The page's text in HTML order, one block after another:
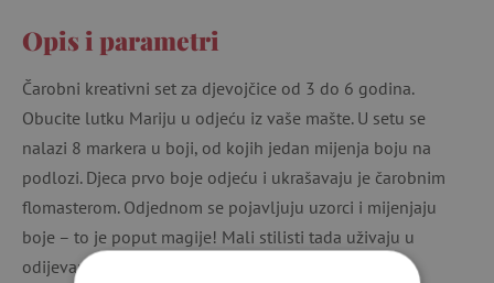
Opis i parametri
Čarobni kreativni set za djevojčice od 3 do 6 godina.
Obucite lutku Mariju u odjeću iz vaše mašte. U setu se
nalazi 8 markera u boji, od kojih jedan mijenja boju na
podlozi. Djeca prvo boje odjeću i ukrašavaju je čarobnim
flomasterom. Odjednom se pojavljuju uzorci i mijenjaju
boje – to je poput magije! Mali stilisti tada uživaju u
odijevanju lutke Marie u svu nevjerojatnu odjeću.